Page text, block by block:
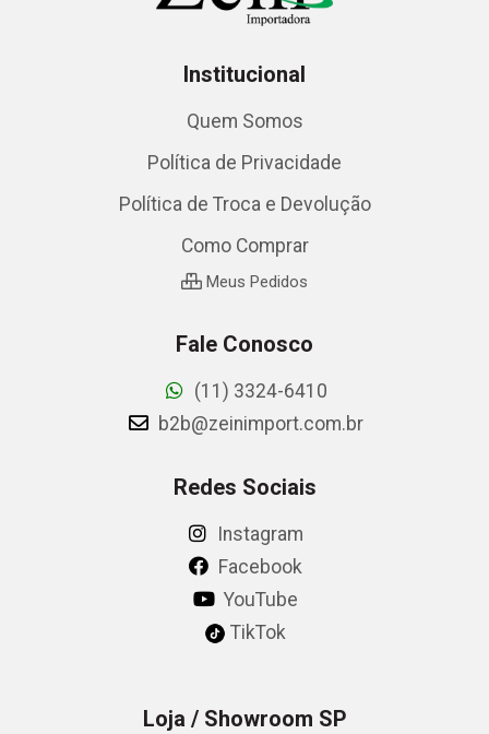
Institucional
Quem Somos
Política de Privacidade
Política de Troca e Devolução
Como Comprar
Meus Pedidos
Fale Conosco
(11) 3324-6410
b2b@zeinimport.com.br
Redes Sociais
Instagram
Facebook
YouTube
TikTok
Loja / Showroom SP